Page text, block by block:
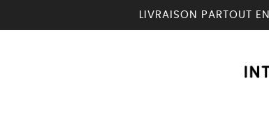
LIVRAISON PARTOUT